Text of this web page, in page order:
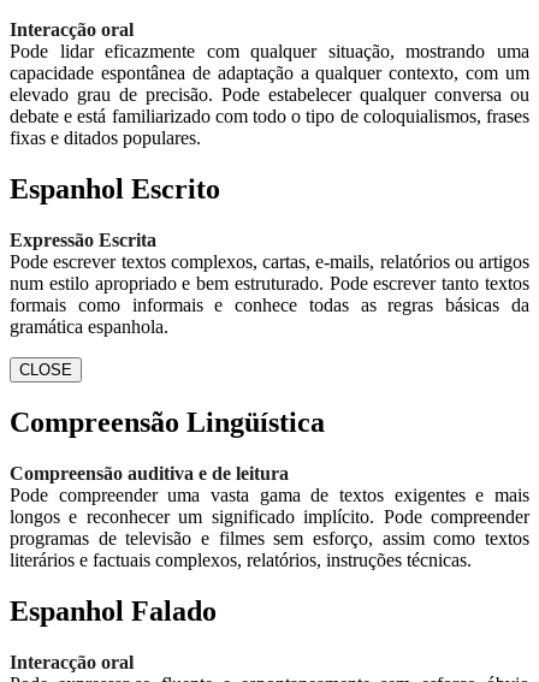
Interacção oral
Pode lidar eficazmente com qualquer situação, mostrando uma
capacidade espontânea de adaptação a qualquer contexto, com um
elevado grau de precisão. Pode estabelecer qualquer conversa ou
debate e está familiarizado com todo o tipo de coloquialismos, frases
fixas e ditados populares.
Espanhol Escrito
Expressão Escrita
Pode escrever textos complexos, cartas, e-mails, relatórios ou artigos
num estilo apropriado e bem estruturado. Pode escrever tanto textos
formais como informais e conhece todas as regras básicas da
gramática espanhola.
CLOSE
Compreensão Lingüística
Compreensão auditiva e de leitura
Pode compreender uma vasta gama de textos exigentes e mais
longos e reconhecer um significado implícito. Pode compreender
programas de televisão e filmes sem esforço, assim como textos
literários e factuais complexos, relatórios, instruções técnicas.
Espanhol Falado
Interacção oral